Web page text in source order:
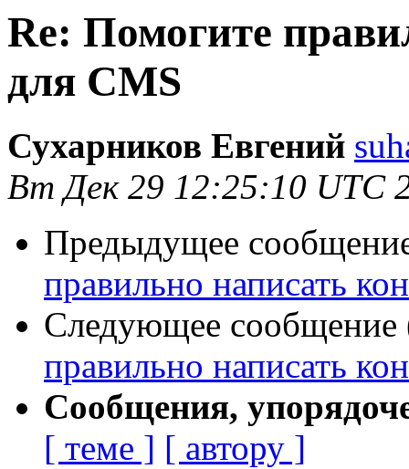
Re: Помогите
для CMS
Сухарников Евгений
Вт Дек 29 12:25:10 UTC
Предыдущее
правильно написать
Следующее сообщение
правильно написать
Сообщения,
[ теме ] [ автору ]